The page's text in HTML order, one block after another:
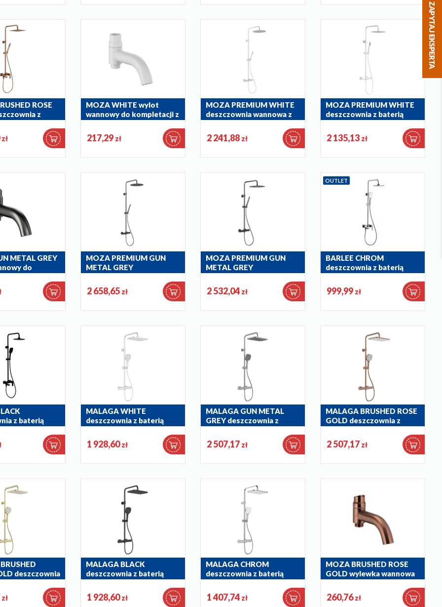
ROSE
z
zł
MOZA WHITE wylot
wannowy do kompletacji z
835-670-44
217,29 zł
MOZA PREMIUM WHITE
deszczownia wannowa z
5736-921-44
2 241,88 zł
MOZA PREMIUM WHITE
deszczownia z baterią
5736-920-44
2 135,13 zł
METAL GREY
do
MOZA PREMIUM GUN
METAL GREY
baterią termostatyczną
5736-921-61
2 658,65 zł
MOZA PREMIUM GUN
METAL GREY
termostatyczną
5736-920-61
2 532,04 zł
OUTLET
BARLEE CHROM
deszczownia z baterią
wylewką wannową
5146-915-00
999,99 zł
z baterią
MALAGA WHITE
deszczownia z baterią
5756-910-44
1 928,60zł
MALAGA GUN METAL
GREY deszczownia z
5756-910-61
2 507,17 zł
MALAGA BRUSHED ROSE
GOLD deszczownia z
5756-910-34
2 507,17 zł
deszczownia
zł
MALAGA BLACK
deszczownia z baterią
5756-910-81
1 928,60zł
MALAGA CHROM
deszczownia z baterią
5756-910-00
1 407,74 zł
MOZA BRUSHED ROSE
GOLD wylewka wannowa
deszczownią
835-670-34
260,76zł